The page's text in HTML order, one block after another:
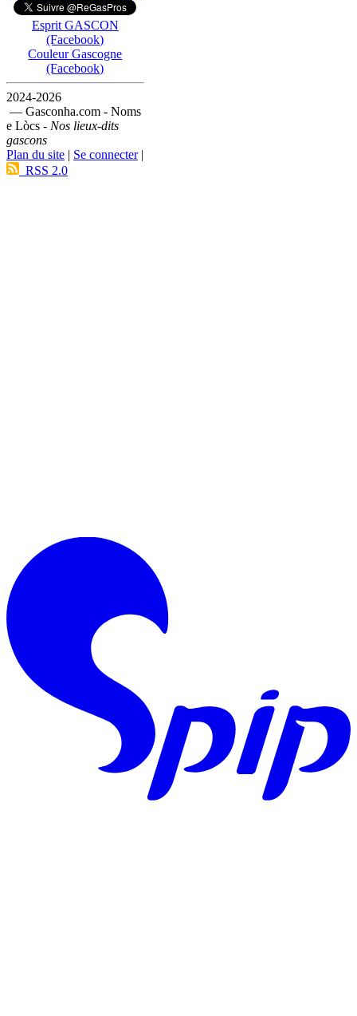
Esprit GASCON
(Facebook)
Couleur Gascogne
(Facebook)
2024-2026
— Gasconha.com - Noms
e Lòcs - Nos lieux-dits
gascons
Plan du site | Se connecter|
RSS 2.0